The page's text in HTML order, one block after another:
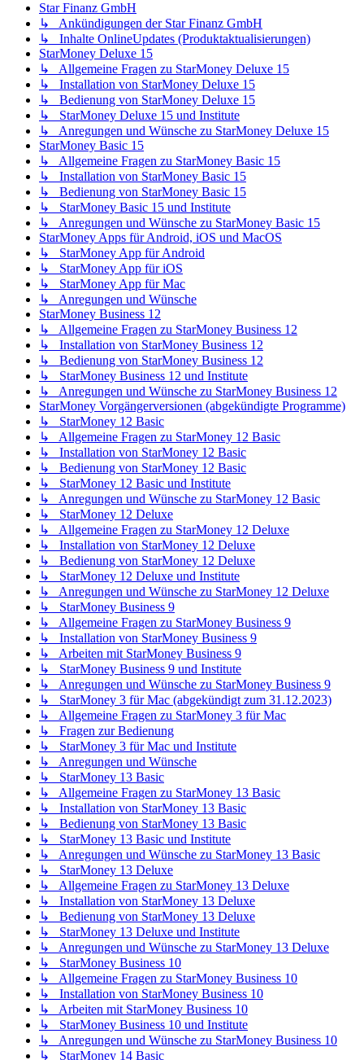
Star Finanz GmbH
↳ Ankündigungen der Star Finanz GmbH
↳ Inhalte OnlineUpdates (Produktaktualisierungen)
StarMoney Deluxe 15
↳ Allgemeine Fragen zu StarMoney Deluxe 15
↳ Installation von StarMoney Deluxe 15
↳ Bedienung von StarMoney Deluxe 15
↳ StarMoney Deluxe 15 und Institute
↳ Anregungen und Wünsche zu StarMoney Deluxe 15
StarMoney Basic 15
↳ Allgemeine Fragen zu StarMoney Basic 15
↳ Installation von StarMoney Basic 15
↳ Bedienung von StarMoney Basic 15
↳ StarMoney Basic 15 und Institute
↳ Anregungen und Wünsche zu StarMoney Basic 15
StarMoney Apps für Android, iOS und MacOS
↳ StarMoney App für Android
↳ StarMoney App für iOS
↳ StarMoney App für Mac
↳ Anregungen und Wünsche
StarMoney Business 12
↳ Allgemeine Fragen zu StarMoney Business 12
↳ Installation von StarMoney Business 12
↳ Bedienung von StarMoney Business 12
↳ StarMoney Business 12 und Institute
↳ Anregungen und Wünsche zu StarMoney Business 12
StarMoney Vorgängerversionen (abgekündigte Programme)
↳ StarMoney 12 Basic
↳ Allgemeine Fragen zu StarMoney 12 Basic
↳ Installation von StarMoney 12 Basic
↳ Bedienung von StarMoney 12 Basic
↳ StarMoney 12 Basic und Institute
↳ Anregungen und Wünsche zu StarMoney 12 Basic
↳ StarMoney 12 Deluxe
↳ Allgemeine Fragen zu StarMoney 12 Deluxe
↳ Installation von StarMoney 12 Deluxe
↳ Bedienung von StarMoney 12 Deluxe
↳ StarMoney 12 Deluxe und Institute
↳ Anregungen und Wünsche zu StarMoney 12 Deluxe
↳ StarMoney Business 9
↳ Allgemeine Fragen zu StarMoney Business 9
↳ Installation von StarMoney Business 9
↳ Arbeiten mit StarMoney Business 9
↳ StarMoney Business 9 und Institute
↳ Anregungen und Wünsche zu StarMoney Business 9
↳ StarMoney 3 für Mac (abgekündigt zum 31.12.2023)
↳ Allgemeine Fragen zu StarMoney 3 für Mac
↳ Fragen zur Bedienung
↳ StarMoney 3 für Mac und Institute
↳ Anregungen und Wünsche
↳ StarMoney 13 Basic
↳ Allgemeine Fragen zu StarMoney 13 Basic
↳ Installation von StarMoney 13 Basic
↳ Bedienung von StarMoney 13 Basic
↳ StarMoney 13 Basic und Institute
↳ Anregungen und Wünsche zu StarMoney 13 Basic
↳ StarMoney 13 Deluxe
↳ Allgemeine Fragen zu StarMoney 13 Deluxe
↳ Installation von StarMoney 13 Deluxe
↳ Bedienung von StarMoney 13 Deluxe
↳ StarMoney 13 Deluxe und Institute
↳ Anregungen und Wünsche zu StarMoney 13 Deluxe
↳ StarMoney Business 10
↳ Allgemeine Fragen zu StarMoney Business 10
↳ Installation von StarMoney Business 10
↳ Arbeiten mit StarMoney Business 10
↳ StarMoney Business 10 und Institute
↳ Anregungen und Wünsche zu StarMoney Business 10
↳ StarMoney 14 Basic